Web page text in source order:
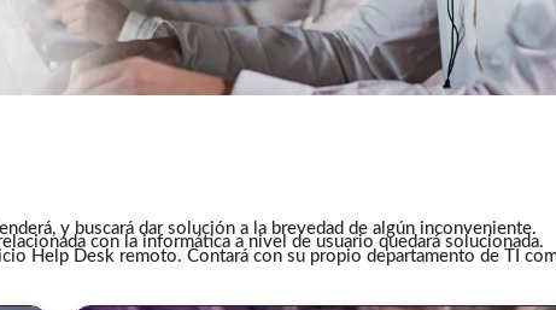
y buscará dar solución a la brevedad de algún inconveniente.
con la informática a nivel de usuario quedará solucionada.
Help Desk remoto. Contará con su propio departamento de TI